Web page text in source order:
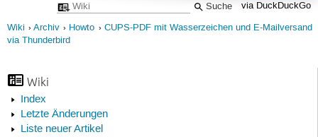
via DuckDuckGo
Wiki Archiv Howto
CUPS-PDF mit Wasserzeichen und E-Mailversand
via Thunderbird
Wiki
Index
Letzte Änderungen
Liste neuer Artikel